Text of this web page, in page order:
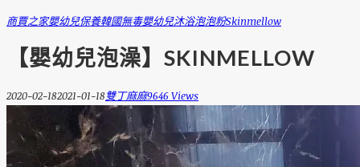
商賈之家嬰幼兒保養韓國無毒嬰幼兒沐浴泡泡粉skinmellow
【嬰幼兒泡澡】SKINMELLOW
2020-02-182021-01-18雙丁麻麻9646 Views